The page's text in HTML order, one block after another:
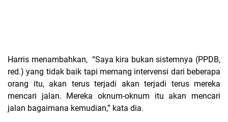
Harris menambahkan, “Saya kira bukan sistemnya (PPDB,
red.) yang tidak baik tapi memang intervensi dari beberapa
orang itu, akan terus terjadi akan terjadi terus mereka
mencari jalan. Mereka oknum-oknum itu akan mencari
jalan bagaimana kemudian,” kata dia.